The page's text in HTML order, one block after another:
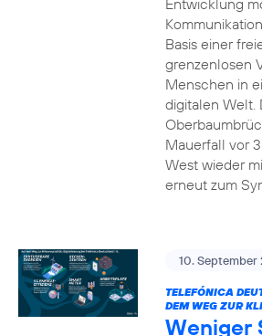
Entwicklung
Basis einer
grenzenlosen
Menschen in
digitalen Welt.
Mauerfall vor
West wieder
erneut zum
10. September
TELEFÓNICA
DEM WEG ZUR
Weniger